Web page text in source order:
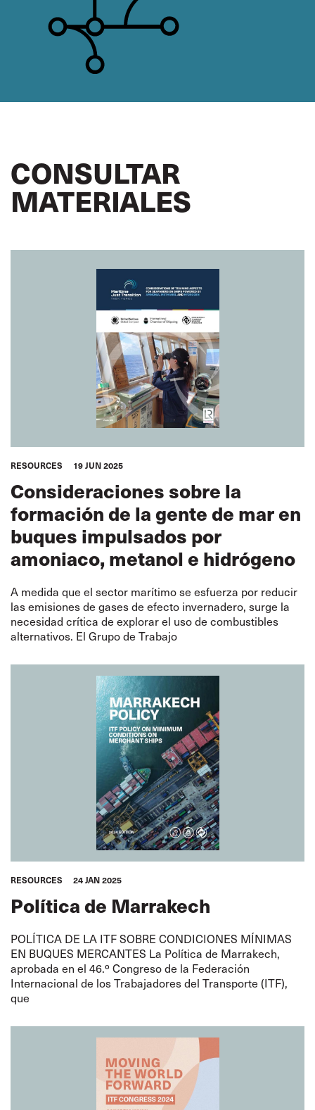
CONSULTAR
MATERIALES
RESOURCES 19 JUN 2025
Consideraciones sobre la
formación de la gente de mar en
buques impulsados por
amoniaco, metanol e hidrógeno
A medida que el sector marítimo se esfuerza por reducir
las emisiones de gases de efecto invernadero, surge la
necesidad crítica de explorar el uso de combustibles
alternativos. El Grupo de Trabajo
RESOURCES 24 JAN 2025
Política de Marrakech
POLÍTICA DE LA ITF SOBRE CONDICIONES MÍNIMAS
EN BUQUES MERCANTES La Política de Marrakech,
aprobada en el 46.º Congreso de la Federación
Internacional de los Trabajadores del Transporte (ITF),
que